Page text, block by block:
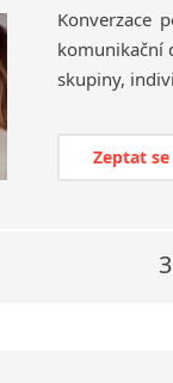
Konverzace
komunikační
Zeptat